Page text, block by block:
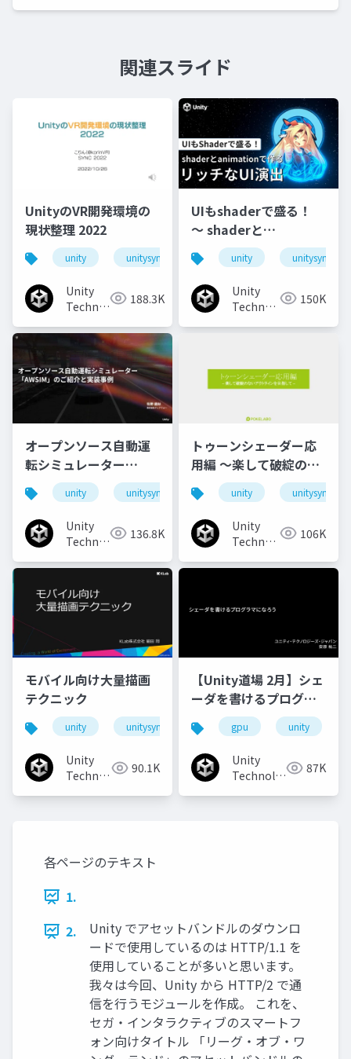
関連スライド
UnityのVR開発環境の
現状整理 2022
unity unitysync
Unity
Technologies188.3K
UIもshaderで盛る！
〜 shaderと
animationで作るリッ
チなUI演出
unity unitysync
Unity
Technologies150K
オープンソース自動運
転シミュレーター
「AWSIM」のご紹介と
実装事例
unity unitysync
Unity
Technologies136.8K
トゥーンシェーダー応
用編 ～楽して破綻のな
いアウトラインを目指
して～
unity unitysync
Unity
Technologies106K
モバイル向け大量描画
テクニック
unity unitysync
Unity
Technologies90.1K
【Unity道場 2月】シェ
ーダを書けるプログラ
マになろう
gpu unity
Unity
Technologies 87K
各ページのテキスト
1.
2.
Unity でアセットバンドルのダウンロ
ードで使用しているのは HTTP/1.1 を
使用していることが多いと思います。
我々は今回、Unity から HTTP/2 で通
信を行うモジュールを作成。 これを、
セガ・インタラクティブのスマートフ
ォン向けタイトル 「リーグ・オブ・ワ